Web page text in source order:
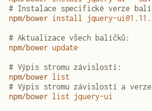
# Instalace specifické verze
npm/bower install jquery-
# Aktualizace všech balíčků:
npm/bower update
# Výpis stromu závislostí:
npm/bower list
# Výpis stromu závislostí a
npm/bower list jquery-ui